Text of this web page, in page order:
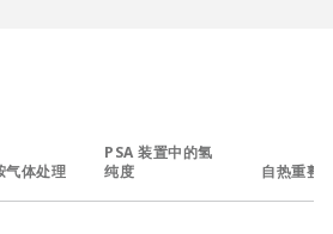
气体处理
PSA 装置中的氢
纯度
自热重整